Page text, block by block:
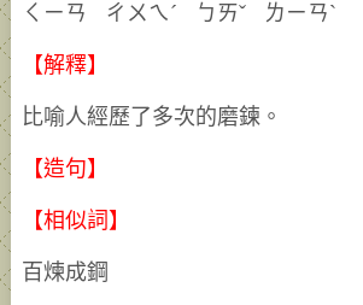
ㄑㄧㄢ ㄔㄨㄟˊ ㄅㄞˇ ㄌㄧ
【解釋】
比喻人經歷了多次的磨鍊。
【造句】
【相似詞】
百煉成鋼